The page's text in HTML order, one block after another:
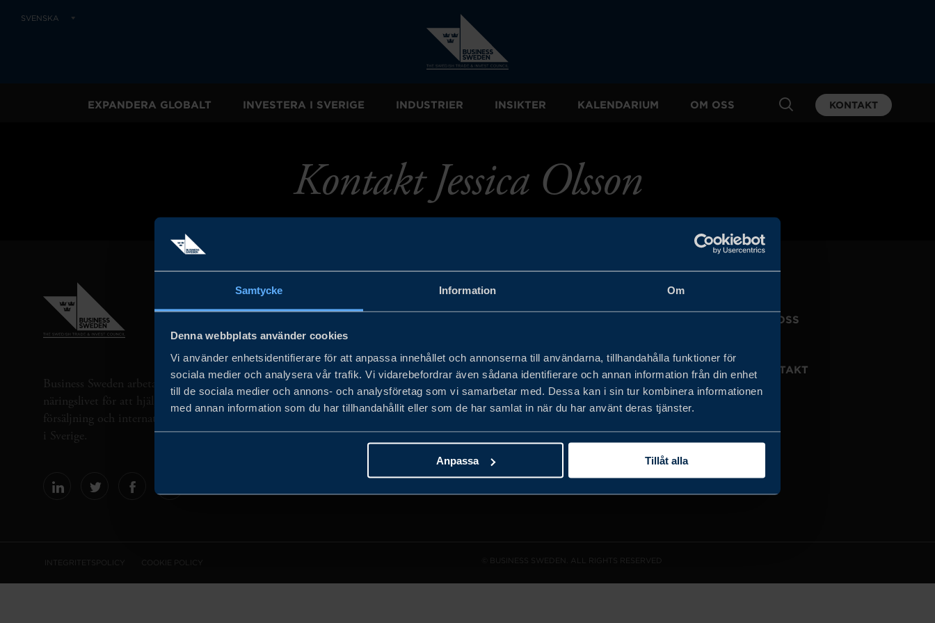
Samtycke Information Om
Denna webbplats använder cookies
Vi använder enhetsidentifierare för att anpassa innehållet och annonserna till användarna, tillhandahålla funktioner för
sociala medier och analysera vår trafik. Vi vidarebefordrar även sådana identifierare och annan information från din enhet
till de sociala medier och annons- och analysföretag som vi samarbetar med. Dessa kan i sin tur kombinera informationen
med annan information som du har tillhandahållit eller som de har samlat in när du har använt deras tjänster.
Anpassa Tillåt alla
SVENSKA
EXPANDERA GLOBALT INVESTERA I SVERIGE INDUSTRIER INSIKTER KALENDARIUM OM OSS KONTAKT
Kontakt Jessica Olsson
Business Sweden arbetar på uppdrag av regeringen och det privata
näringslivet för att hjälpa svenska företag att öka sin globala
försäljning och internationella företag att investera och expandera
i Sverige.
OM OSS
VISSELBLÅSARTJÄNST KONTAKT
INTEGRITETSPOLICY COOKIE POLICY © BUSINESS SWEDEN. ALL RIGHTS RESERVED